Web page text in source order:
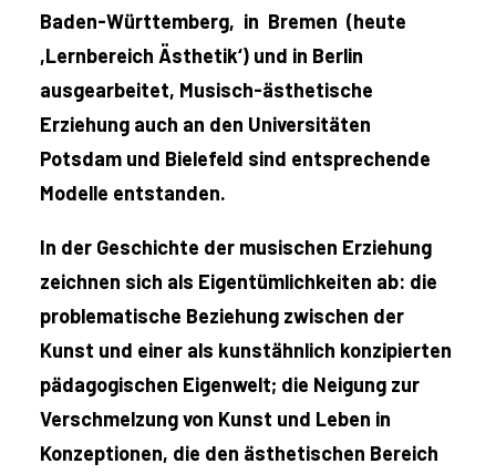
Baden-Württemberg, in Bremen (heute
,Lernbereich Ästhetik‘) und in Berlin
ausgearbeitet, Musisch-ästhetische
Erziehung auch an den Universitäten
Potsdam und Bielefeld sind entsprechende
Modelle entstanden.
In der Geschichte der musischen Erziehung
zeichnen sich als Eigentümlichkeiten ab: die
problematische Beziehung zwischen der
Kunst und einer als kunstähnlich konzipierten
pädagogischen Eigenwelt; die Neigung zur
Verschmelzung von Kunst und Leben in
Konzeptionen, die den ästhetischen Bereich